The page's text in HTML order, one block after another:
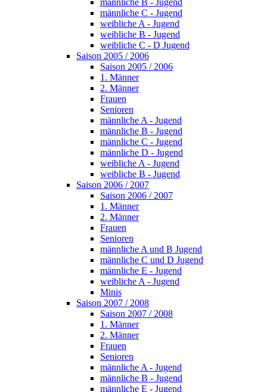
männliche B - Jugend
männliche C - Jugend
weibliche A - Jugend
weibliche B - Jugend
weibliche C - D Jugend
Saison 2005 / 2006
Saison 2005 / 2006
1. Männer
2. Männer
Frauen
Senioren
männliche A - Jugend
männliche B - Jugend
männliche C - Jugend
männliche D - Jugend
weibliche A - Jugend
weibliche B - Jugend
Saison 2006 / 2007
Saison 2006 / 2007
1. Männer
2. Männer
Frauen
Senioren
männliche A und B Jugend
männliche C und D Jugend
männliche E - Jugend
weibliche A - Jugend
Minis
Saison 2007 / 2008
Saison 2007 / 2008
1. Männer
2. Männer
Frauen
Senioren
männliche A - Jugend
männliche B - Jugend
männliche E - Jugend